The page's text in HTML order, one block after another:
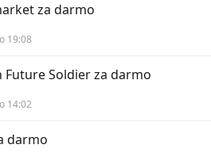
za darmo
19:08
Future Soldier za darmo
14:02
darmo